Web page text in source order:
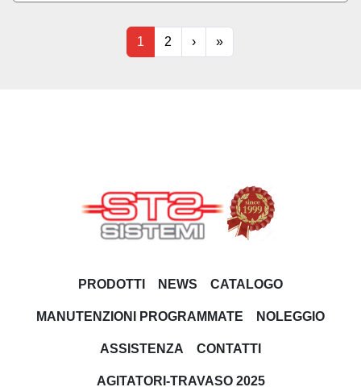
1 2 › »
PRODOTTI NEWS CATALOGO
MANUTENZIONI PROGRAMMATE NOLEGGIO
ASSISTENZA CONTATTI
AGITATORI-TRAVASO 2025